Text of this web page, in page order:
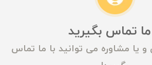
ما تماس بگیرید
یا مشاوره می توانید با ما تماس